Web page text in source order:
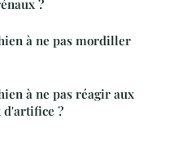
?
à ne pas mordiller
à ne pas réagir aux
d'artifice ?